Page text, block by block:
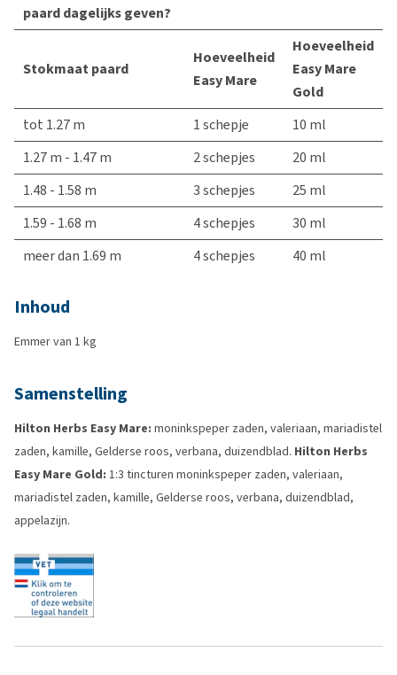
paard dagelijks geven?
Stokmaat paard
Hoeveelheid
Easy Mare
Hoeveelheid
Easy Mare
Gold
tot 1.27 m
1 schepje
10 ml
1.27 m - 1.47 m
2 schepjes
20 ml
1.48 - 1.58 m
3 schepjes
25 ml
1.59 - 1.68 m
4 schepjes
30 ml
meer dan 1.69 m
4 schepjes 40 ml
Inhoud
Emmer van 1 kg
Samenstelling
Hilton Herbs Easy Mare: moninkspeper zaden, valeriaan, mariadistel
zaden, kamille, Gelderse roos, verbana, duizendblad. Hilton Herbs
Easy Mare Gold: 1:3 tincturen moninkspeper zaden, valeriaan,
mariadistel zaden, kamille, Gelderse roos, verbana, duizendblad,
appelazijn.